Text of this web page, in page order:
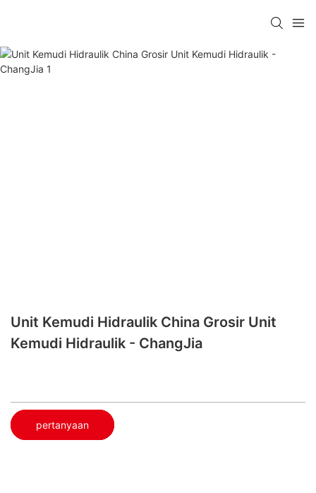
Unit Kemudi Hidraulik China​ Grosir Unit
Kemudi Hidraulik - ChangJia
pertanyaan